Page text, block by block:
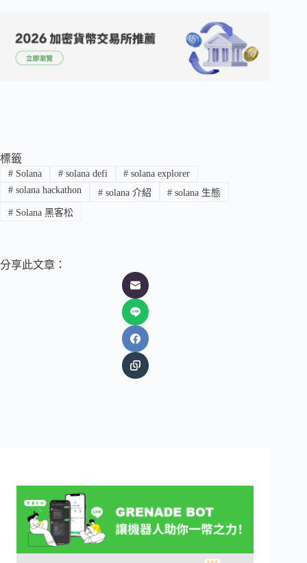
標籤
#Solana #solana defi # solana explorer
#solana hackathon #solana 介紹 # solana 生態
#Solana 黑客松
分享此文章：